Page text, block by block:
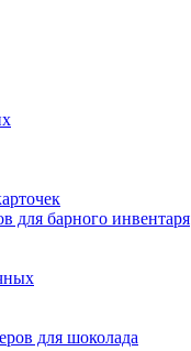
для барного инвентаря
для шоколада